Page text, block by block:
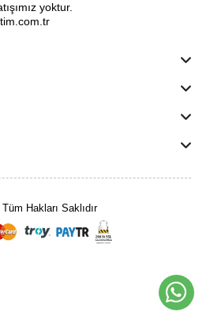
yoktur.
Hakları Saklıdır